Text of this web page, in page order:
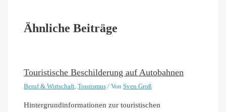
Ähnliche Beiträge
Touristische Beschilderung auf Autobahnen
Beruf & Wirtschaft,Tourismus / VonSven Groß
Hintergrundinformationen zur touristischen